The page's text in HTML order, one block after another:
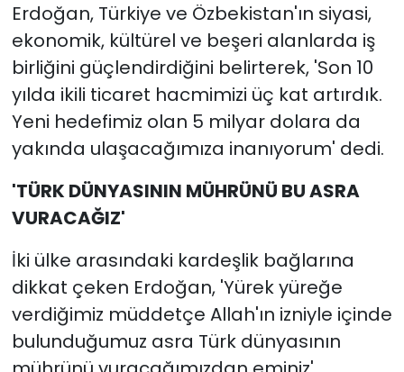
Erdoğan, Türkiye ve Özbekistan'ın siyasi,
ekonomik, kültürel ve beşeri alanlarda iş
birliğini güçlendirdiğini belirterek, 'Son 10
yılda ikili ticaret hacmimizi üç kat artırdık.
Yeni hedefimiz olan 5 milyar dolara da
yakında ulaşacağımıza inanıyorum' dedi.
'TÜRK DÜNYASININ MÜHRÜNÜ BU ASRA
VURACAĞIZ'
İki ülke arasındaki kardeşlik bağlarına
dikkat çeken Erdoğan, 'Yürek yüreğe
verdiğimiz müddetçe Allah'ın izniyle içinde
bulunduğumuz asra Türk dünyasının